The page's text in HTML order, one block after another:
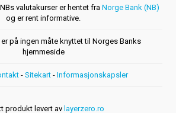
valutakurser er hentet fra Norge Bank (NB)
og er rent informative.
på ingen måte knyttet til Norges Banks
hjemmeside
- Sitekart - Informasjonskapsler
produkt levert av layerzero.ro